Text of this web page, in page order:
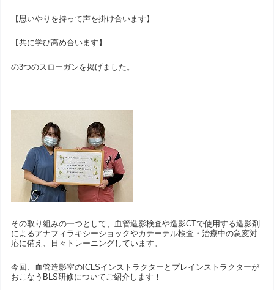
【思いやりを持って声を掛け合います】
【共に学び高め合います】
の3つのスローガンを掲げました。
その取り組みの一つとして、血管造影検査や造影CTで使用する造影剤
によるアナフィラキシーショックやカテーテル検査・治療中の急変対
応に備え、日々トレーニングしています。
今回、血管造影室のICLSインストラクターとプレインストラクターが
おこなうBLS研修についてご紹介します！